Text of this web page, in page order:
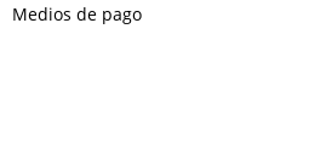
Medios de pago